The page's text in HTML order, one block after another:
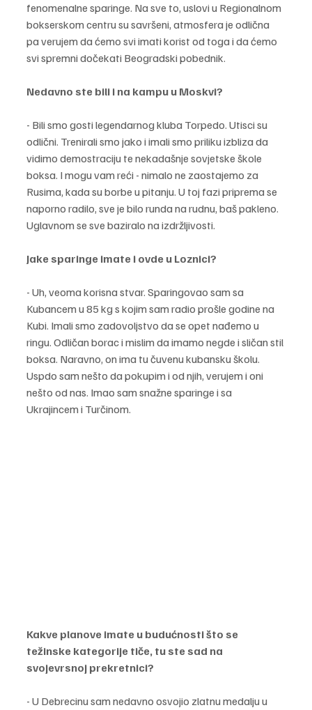
fenomenalne sparinge. Na sve to, uslovi u Regionalnom
bokserskom centru su savršeni, atmosfera je odlična
pa verujem da ćemo svi imati korist od toga i da ćemo
svi spremni dočekati Beogradski pobednik.
Nedavno ste bili i na kampu u Moskvi?
- Bili smo gosti legendarnog kluba Torpedo. Utisci su
odlični. Trenirali smo jako i imali smo priliku izbliza da
vidimo demostraciju te nekadašnje sovjetske škole
boksa. I mogu vam reći - nimalo ne zaostajemo za
Rusima, kada su borbe u pitanju. U toj fazi priprema se
naporno radilo, sve je bilo runda na rudnu, baš pakleno.
Uglavnom se sve baziralo na izdržljivosti.
Jake sparinge imate i ovde u Loznici?
- Uh, veoma korisna stvar. Sparingovao sam sa
Kubancem u 85 kg s kojim sam radio prošle godine na
Kubi. Imali smo zadovoljstvo da se opet nađemo u
ringu. Odličan borac i mislim da imamo negde i sličan stil
boksa. Naravno, on ima tu čuvenu kubansku školu.
Uspdo sam nešto da pokupim i od njih, verujem i oni
nešto od nas. Imao sam snažne sparinge i sa
Ukrajincem i Turčinom.
Kakve planove imate u budućnosti što se
težinske kategorije tiče, tu ste sad na
svojevrsnoj prekretnici?
- U Debrecinu sam nedavno osvojio zlatnu medalju u